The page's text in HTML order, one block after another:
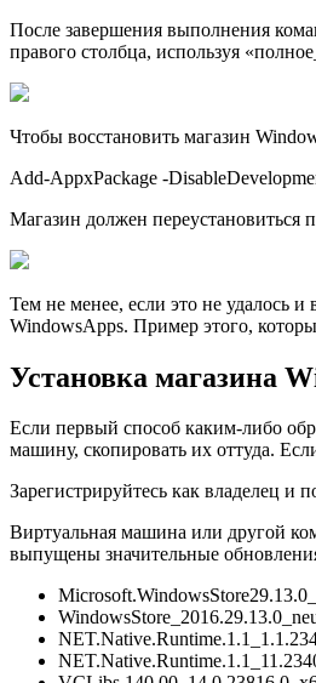
После завершения выполнения
правого столбца, используя
Чтобы восстановить магазин
Add-AppxPackage -
Магазин должен переустановиться
Тем не менее, если это не удалось
WindowsApps. Пример этого,
Установка магазина
Если первый способ каким-либо
машину, скопировать их оттуда.
Зарегистрируйтесь как владелец
Виртуальная машина или другой
выпущены значительные